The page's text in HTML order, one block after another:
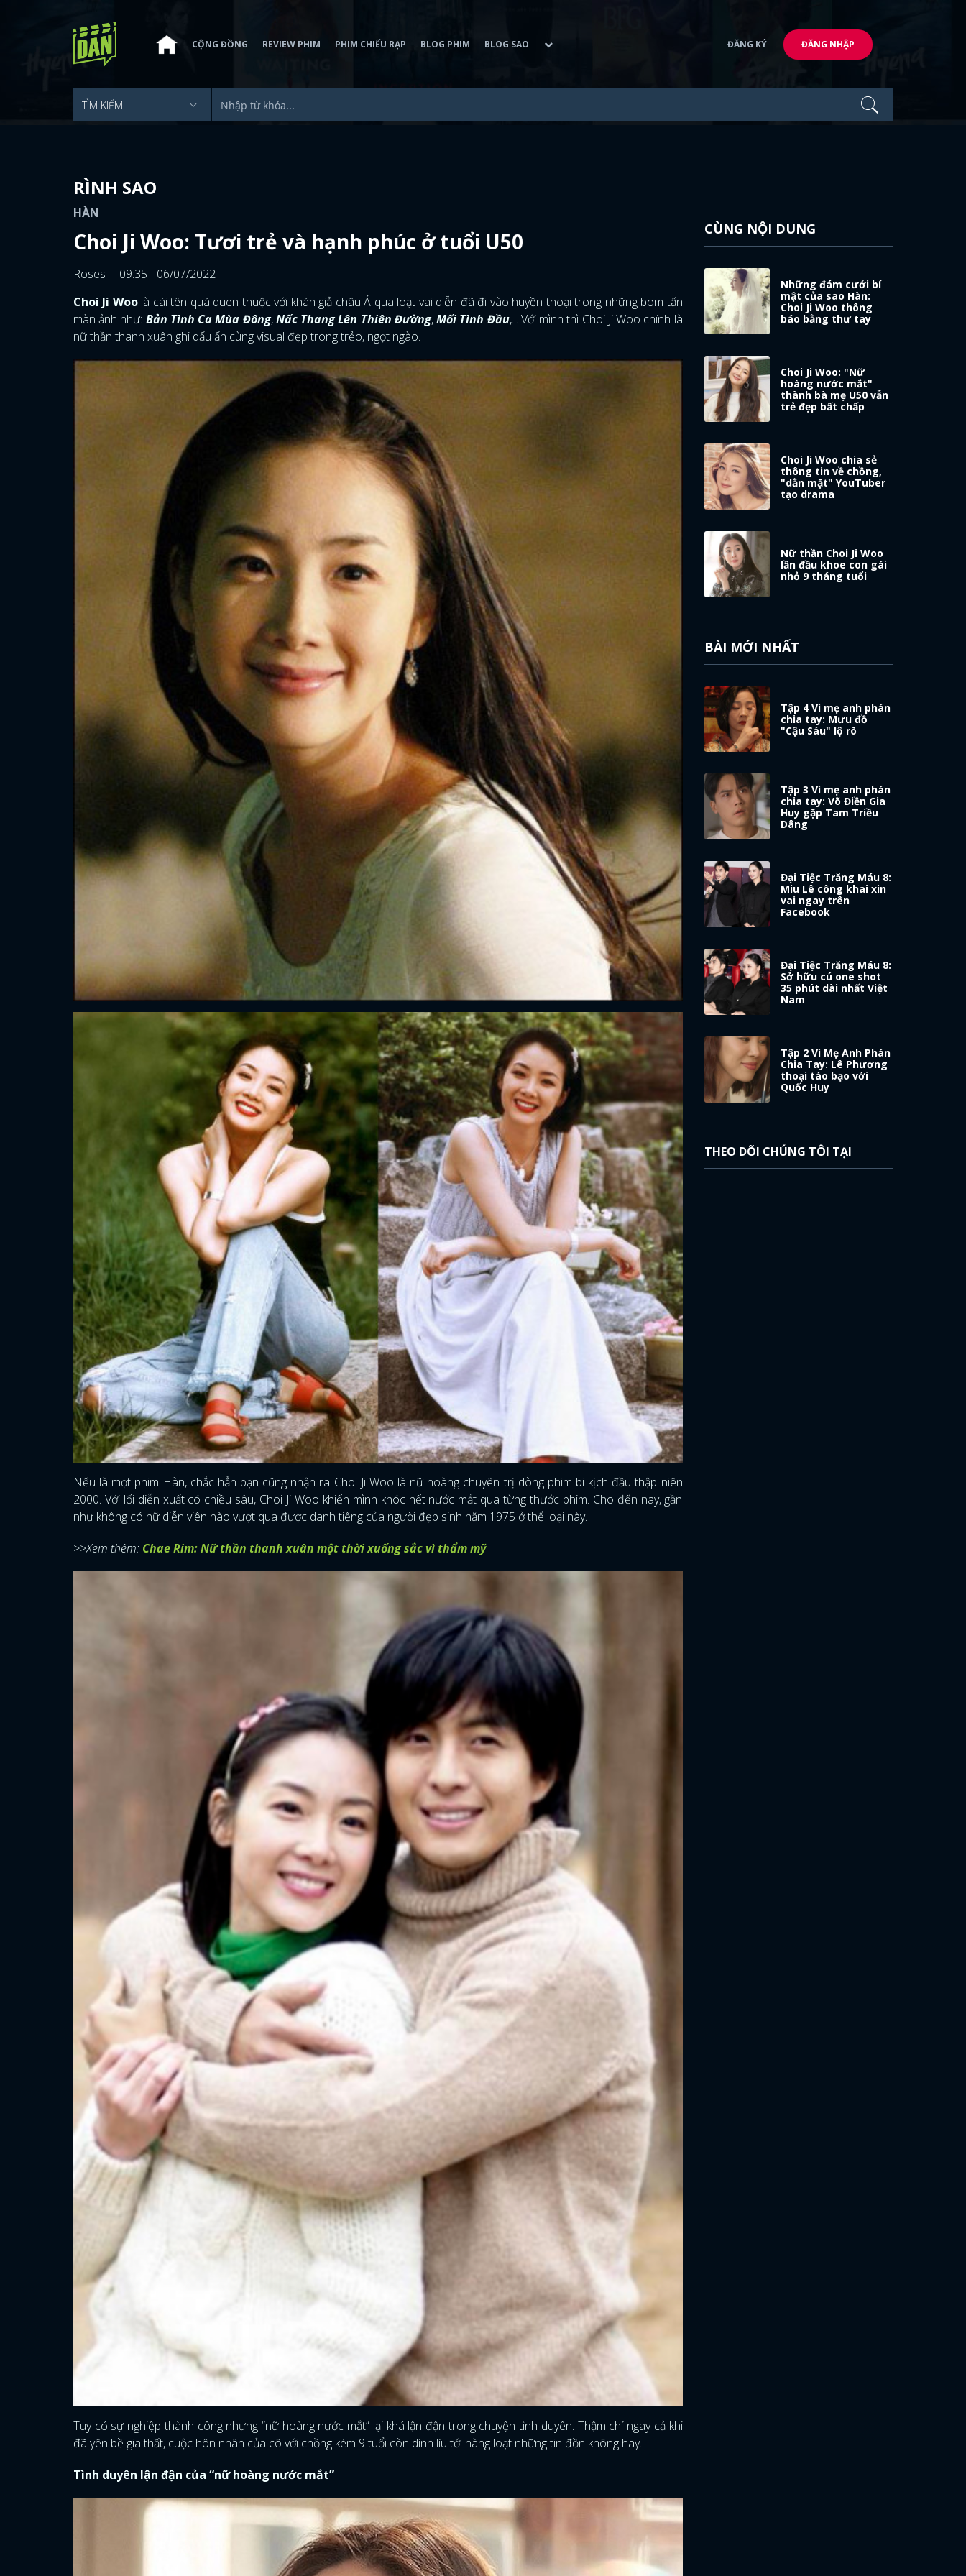
ĐĂNG NHẬP
FACEBOOK GOOGLE
CỘNG ĐỒNG REVIEW PHIM PHIM CHIẾU RẠP BLOG PHIM BLOG SAO ĐĂNG KÝ ĐĂNG NHẬP
RÌNH SAO
HÀN
Choi Ji Woo: Tươi trẻ và hạnh phúc ở tuổi U50
Roses
09:35 - 06/07/2022
Choi Ji Woolà cái tên quá quen thuộc với khán giả châu Á qua loạt vai diễn đã đi vào huyền thoại trong những bom tấn
màn ảnh như: Bản Tình Ca Mùa Đông,Nấc Thang Lên Thiên Đường,Mối Tình Đầu,... Với mình thì Choi Ji Woo chính là
nữ thần thanh xuân ghi dấu ấn cùng visual đẹp trong trẻo, ngọt ngào.
Nếu là mọt phim Hàn, chắc hẳn bạn cũng nhận ra Choi Ji Woo là nữ hoàng chuyên trị dòng phim bi kịch đầu thập niên
2000. Với lối diễn xuất có chiều sâu, Choi Ji Woo khiến mình khóc hết nước mắt qua từng thước phim. Cho đến nay, gần
như không có nữ diễn viên nào vượt qua được danh tiếng của người đẹp sinh năm 1975 ở thể loại này.
>>Xem thêm: Chae Rim: Nữ thần thanh xuân một thời xuống sắc vì thẩm mỹ
Tuy có sự nghiệp thành công nhưng “nữ hoàng nước mắt” lại khá lận đận trong chuyện tình duyên. Thậm chí ngay cả khi
đã yên bề gia thất, cuộc hôn nhân của cô với chồng kém 9 tuổi còn dính líu tới hàng loạt những tin đồn không hay.
Tình duyên lận đận của “nữ hoàng nước mắt”
CÙNG NỘI DUNG
Những đám cưới bí
mật của sao Hàn:
Choi Ji Woo thông
báo bằng thư tay
Choi Ji Woo: "Nữ
hoàng nước mắt"
thành bà mẹ U50 vẫn
trẻ đẹp bất chấp
Choi Ji Woo chia sẻ
thông tin về chồng,
"dằn mặt" YouTuber
tạo drama
Nữ thần Choi Ji Woo
lần đầu khoe con gái
nhỏ 9 tháng tuổi
BÀI MỚI NHẤT
Tập 4 Vì mẹ anh phán
chia tay: Mưu đồ
"Cậu Sáu" lộ rõ
Tập 3 Vì mẹ anh phán
chia tay: Võ Điền Gia
Huy gặp Tam Triều
Dâng
Đại Tiệc Trăng Máu 8:
Miu Lê công khai xin
vai ngay trên
Facebook
Đại Tiệc Trăng Máu 8:
Sở hữu cú one shot
35 phút dài nhất Việt
Nam
Tập 2 Vì Mẹ Anh Phán
Chia Tay: Lê Phương
thoại táo bạo với
Quốc Huy
THEO DÕI CHÚNG TÔI TẠI